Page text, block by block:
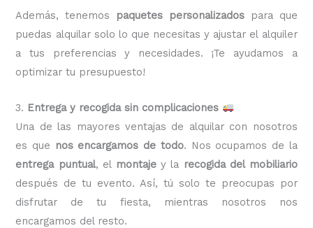
Además, tenemos paquetes personalizadospara que
puedas alquilar solo lo que necesitas y ajustar el alquiler
a tus preferencias y necesidades. ¡Te ayudamos a
optimizar tu presupuesto!
3. Entrega y recogida sin complicaciones
Una de las mayores ventajas de alquilar con nosotros
es que nos encargamos de todo. Nos ocupamos de la
entrega puntual, el montajey la recogida del mobiliario
después de tu evento. Así, tú solo te preocupas por
disfrutar de tu fiesta, mientras nosotros nos
encargamos del resto.